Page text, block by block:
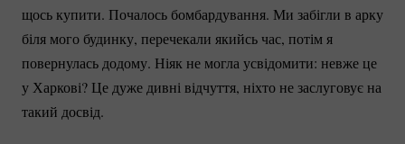
щось купити. Почалось бомбардування. Ми забігли в арку
біля мого будинку, перечекали якийсь час, потім я
повернулась додому. Ніяк не могла усвідомити: невже це
у Харкові? Це дуже дивні відчуття, ніхто не заслуговує на
такий досвід.